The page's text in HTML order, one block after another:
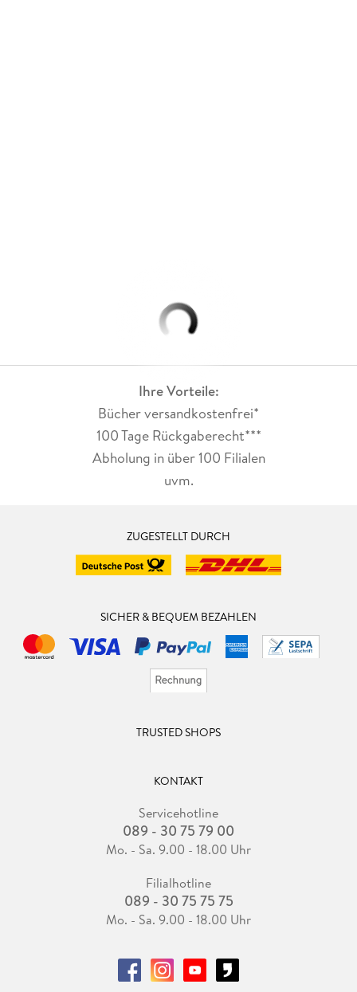
Ihre Vorteile:
Bücher versandkostenfrei*
100 Tage Rückgaberecht***
Abholung in über 100 Filialen
uvm.
ZUGESTELLT DURCH
SICHER & BEQUEM BEZAHLEN
TRUSTED SHOPS
KONTAKT
Servicehotline
089 - 30 75 79 00
Mo. - Sa. 9.00 - 18.00 Uhr
Filialhotline
089 - 30 75 75 75
Mo. - Sa. 9.00 - 18.00 Uhr